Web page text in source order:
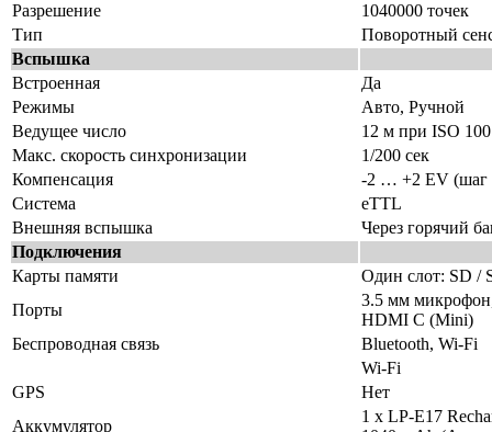
Разрешение
1040000 точек
Тип
Поворотный
Вспышка
Встроенная
Да
Режимы
Авто, Ручной
Ведущее число
12 м при ISO 100
Макс. скорость синхронизации
1/200 сек
Компенсация
-2 … +2 EV (шаг
Система
eTTL
Внешняя вспышка
Через горячий
Подключения
Карты памяти
Один слот: SD /
Порты
3.5 мм
HDMI C (Mini)
Беспроводная связь
Bluetooth, Wi-Fi
Wi-Fi
GPS
Нет
Аккумулятор
1 x LP-E17